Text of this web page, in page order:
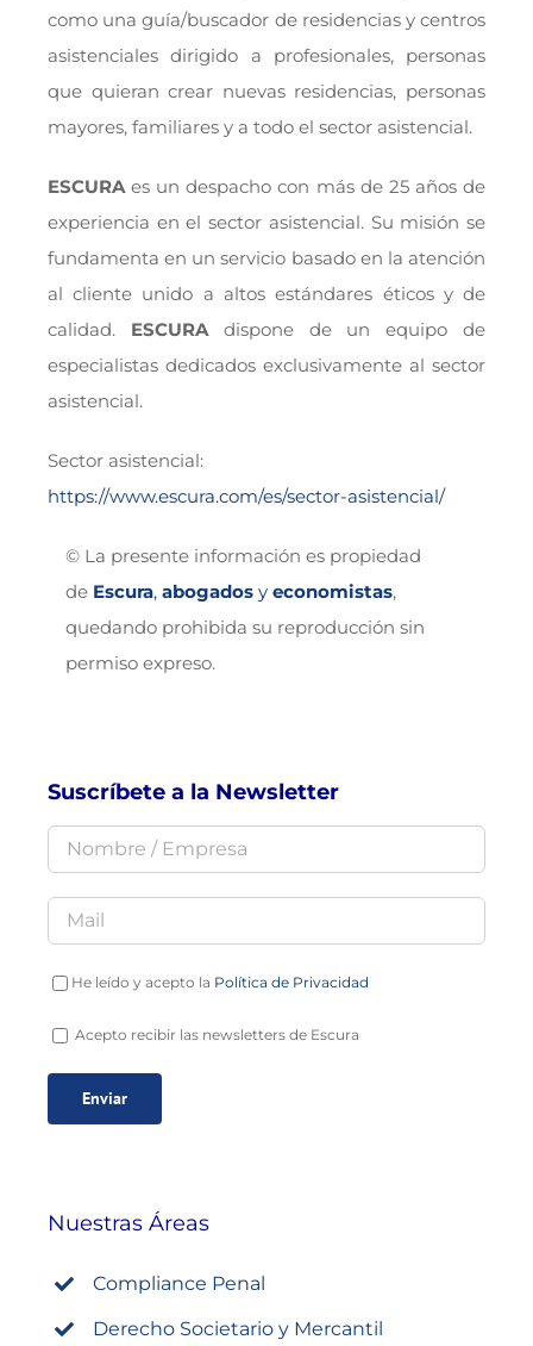
como una guía/buscador de residencias y centros
asistenciales dirigido a profesionales, personas
que quieran crear nuevas residencias, personas
mayores, familiares y a todo el sector asistencial.
ESCURAes un despacho con más de 25 años de
experiencia en el sector asistencial. Su misión se
fundamenta en un servicio basado en la atención
al cliente unido a altos estándares éticos y de
calidad. ESCURAdispone de un equipo de
especialistas dedicados exclusivamente al sector
asistencial.
Sector asistencial:
https://www.escura.com/es/sector-asistencial/
© La presente información es propiedad
de Escura, abogadosy economistas,
quedando prohibida su reproducción sin
permiso expreso.
Suscríbete a la Newsletter
He leído y acepto la Política de Privacidad
Acepto recibir las newsletters de Escura
Nuestras Áreas
Compliance Penal
Derecho Societario y Mercantil